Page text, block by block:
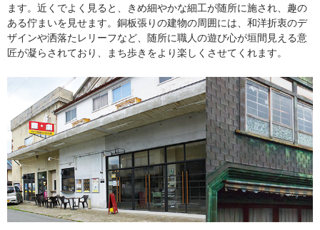
ます。近くでよく見ると、きめ細やかな細工が随所に施され、趣の
ある佇まいを見せます。銅板張りの建物の周囲には、和洋折衷のデ
ザインや洒落たレリーフなど、随所に職人の遊び心が垣間見える意
匠が凝らされており、まち歩きをより楽しくさせてくれます。